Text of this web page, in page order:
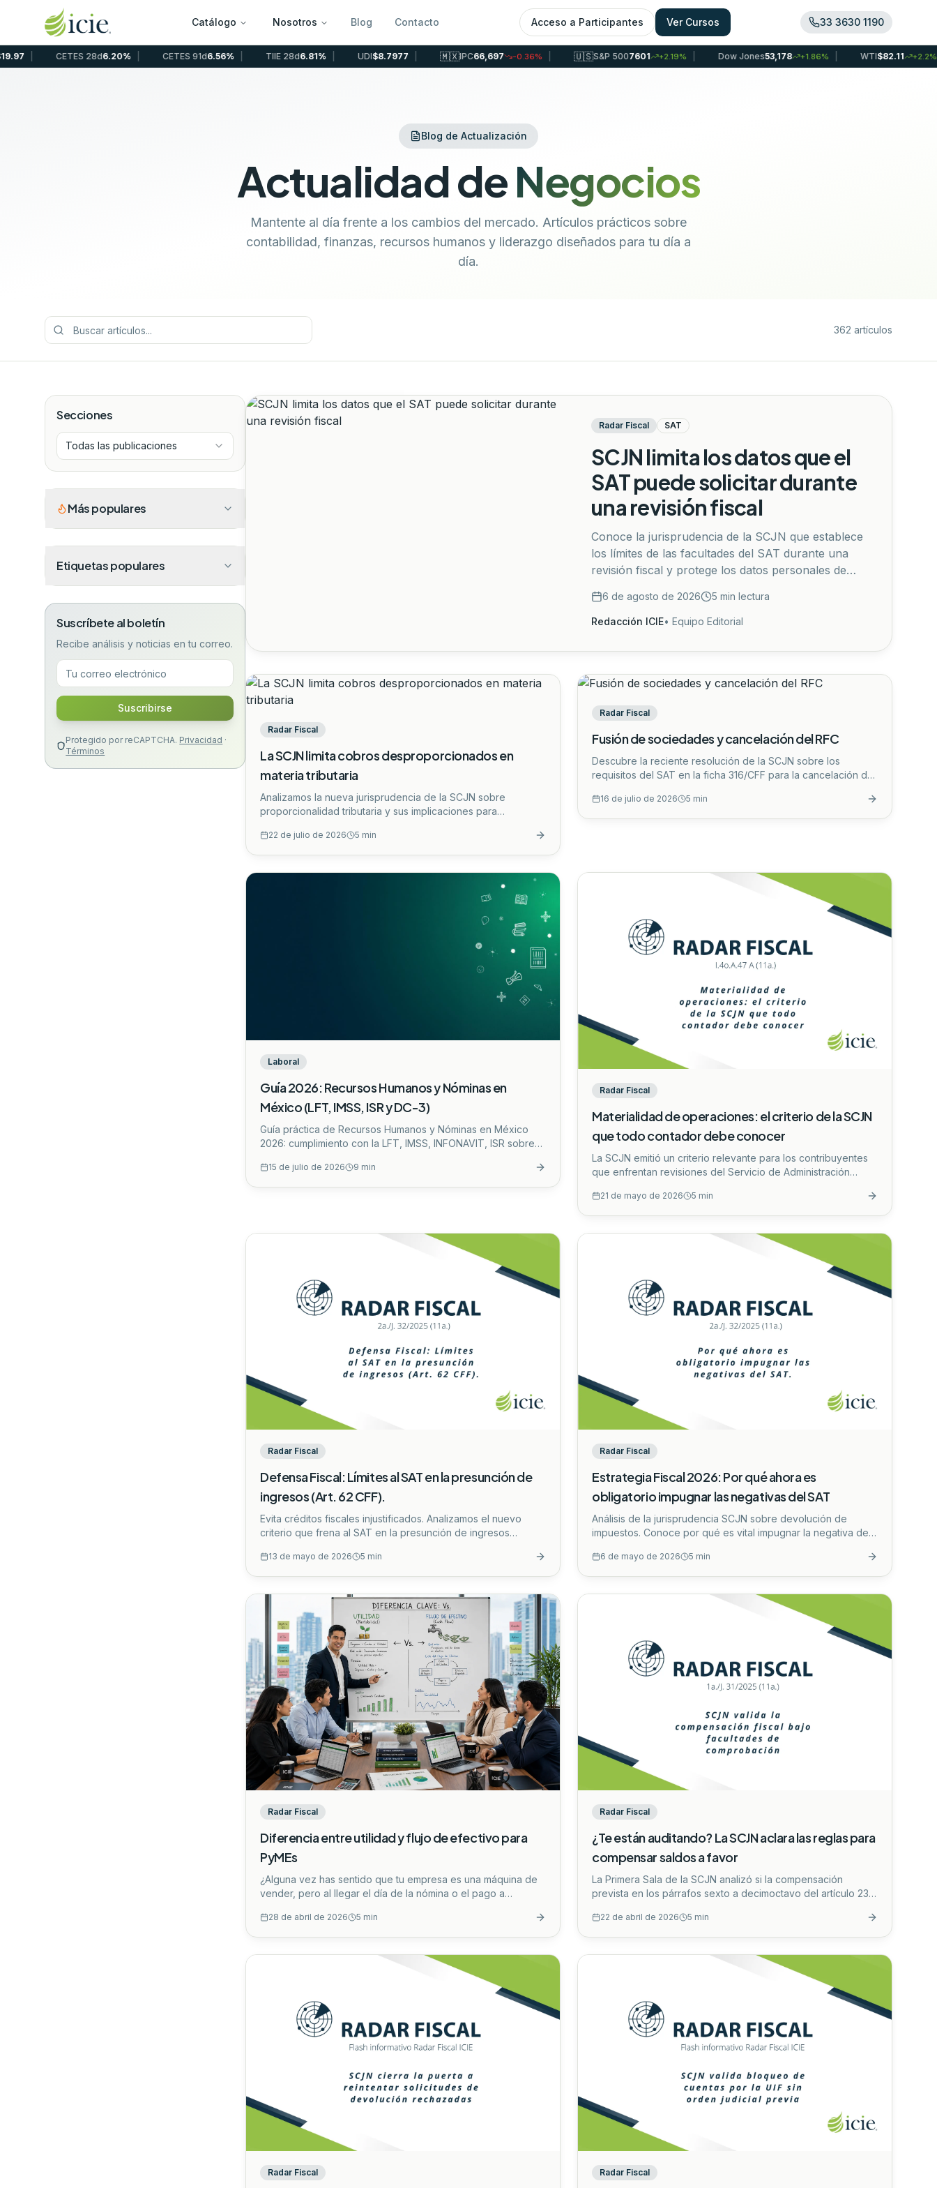
Catálogo Nosotros Blog Contacto Acceso a Participantes Ver Cursos 33 3630 1190
CETES 28d 6.20% | CETES 91d 6.56% | TIIE 28d 6.81% | UDI$8.7977 | 🇲🇽 66,697 -0.36% | 🇺🇸 S&P 5007601 +2.19% | Dow Jones 53,178 +1.86% | WTI$82.11 +2.2% | Oro
Blog de Actualización
Actualidad deNegocios
Mantente al día frente a los cambios del mercado. Artículos prácticos sobre
contabilidad, finanzas, recursos humanos y liderazgo diseñados para tu día a
día.
362 artículos
Secciones
Todas las publicaciones
Más populares
Etiquetas populares
Suscríbete al boletín
Recibe análisis y noticias en tu correo.
Suscribirse
Protegido por reCAPTCHA. Privacidad ·
Términos
Radar Fiscal SAT
SCJN limita los datos que el
SAT puede solicitar durante
una revisión fiscal
Conoce la jurisprudencia de la SCJN que establece
los límites de las facultades del SAT durante una
revisión fiscal y protege los datos personales de
6 de agosto de 2026 5 min lectura
Redacción ICIE• Equipo Editorial
Radar Fiscal
La SCJN limita cobros desproporcionados en
materia tributaria
Analizamos la nueva jurisprudencia de la SCJN sobre
proporcionalidad tributaria y sus implicaciones para
22 de julio de 2026 5 min
Radar Fiscal
Fusión de sociedades y cancelación del RFC
Descubre la reciente resolución de la SCJN sobre los
requisitos del SAT en la ficha 316/CFF para la cancelación del
cómo adaptar tu estrategia corporativa.
16 de julio de 2026 5 min
Laboral
Guía 2026: Recursos Humanos y Nóminas en
México (LFT, IMSS, ISR y DC-3)
Guía práctica de Recursos Humanos y Nóminas en México
2026: cumplimiento con la LFT, IMSS, INFONAVIT, ISR sobre
auditan las autoridades....
15 de julio de 2026 9 min
Radar Fiscal
Materialidad de operaciones: el criterio de la SCJN
que todo contador debe conocer
La SCJN emitió un criterio relevante para los contribuyentes
que enfrentan revisiones del Servicio de Administración
materialidad de las operaciones.
21 de mayo de 2026 5 min
Radar Fiscal
Defensa Fiscal: Límites al SAT en la presunción de
ingresos (Art. 62 CFF).
Evita créditos fiscales injustificados. Analizamos el nuevo
criterio que frena al SAT en la presunción de ingresos
13 de mayo de 2026 5 min
Radar Fiscal
Estrategia Fiscal 2026: Por qué ahora es
obligatorio impugnar las negativas del SAT
Análisis de la jurisprudencia SCJN sobre devolución de
impuestos. Conoce por qué es vital impugnar la negativa del
6 de mayo de 2026 5 min
Radar Fiscal
Diferencia entre utilidad y flujo de efectivo para
PyMEs
¿Alguna vez has sentido que tu empresa es una máquina de
vender, pero al llegar el día de la nómina o el pago a
Muchos emprendedores y administradores en México
atraviesan esta misma paradoja: tener un negocio rentable en
28 de abril de 2026 5 min
Radar Fiscal
¿Te están auditando? La SCJN aclara las reglas para
compensar saldos a favor
La Primera Sala de la SCJN analizó si la compensación
prevista en los párrafos sexto a decimoctavo del artículo 23
de igualdad. Estos párrafos regulan un mecanismo específico
para que los contribuyentes que están sujetos al ejercicio de
revisiones de gabinete) puedan optar por corregir su
situación fiscal compensando las cantidades que tengan a su
22 de abril de 2026 5 min
Radar Fiscal Radar Fiscal